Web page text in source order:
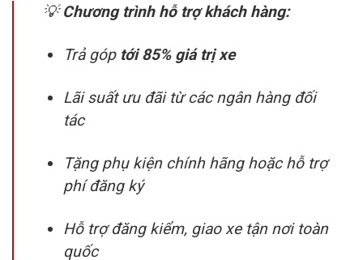
💡Chương trình hỗ trợ khách hàng:
Trả góp tới 85% giá trị xe
Lãi suất ưu đãi từ các ngân hàng đối
tác
Tặng phụ kiện chính hãng hoặc hỗ trợ
phí đăng ký
Hỗ trợ đăng kiểm, giao xe tận nơi toàn
quốc